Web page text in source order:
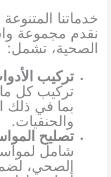
خدماتنا المتنوعة
نقدم مجموعة
الصحية، تشمل:
تركيب
تركيب كل ما
بما في ذلك
والحنفيات.
تصليح
شامل
الصحي،